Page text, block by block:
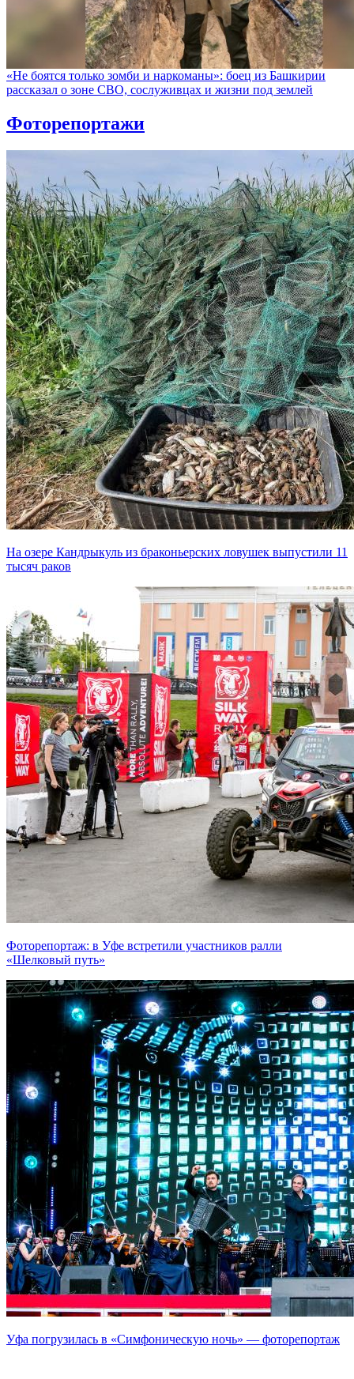
«Не боятся только зомби и наркоманы»: боец из Башкирии
рассказал о зоне СВО, сослуживцах и жизни под землей
Фоторепортажи
На озере Кандрыкуль из браконьерских ловушек выпустили 11
тысяч раков
Фоторепортаж: в Уфе встретили участников ралли
«Шелковый путь»
Уфа погрузилась в «Симфоническую ночь» — фоторепортаж